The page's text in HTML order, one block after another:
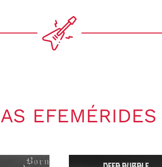
EFEMÉRIDES